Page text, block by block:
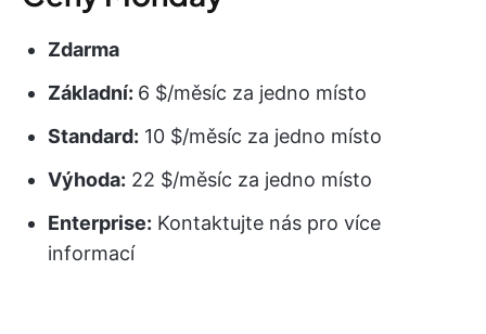
Zdarma
Základní: 6 $/měsíc za jedno místo
Standard: 10 $/měsíc za jedno místo
Výhoda: 22 $/měsíc za jedno místo
Enterprise: Kontaktujte nás pro více
informací